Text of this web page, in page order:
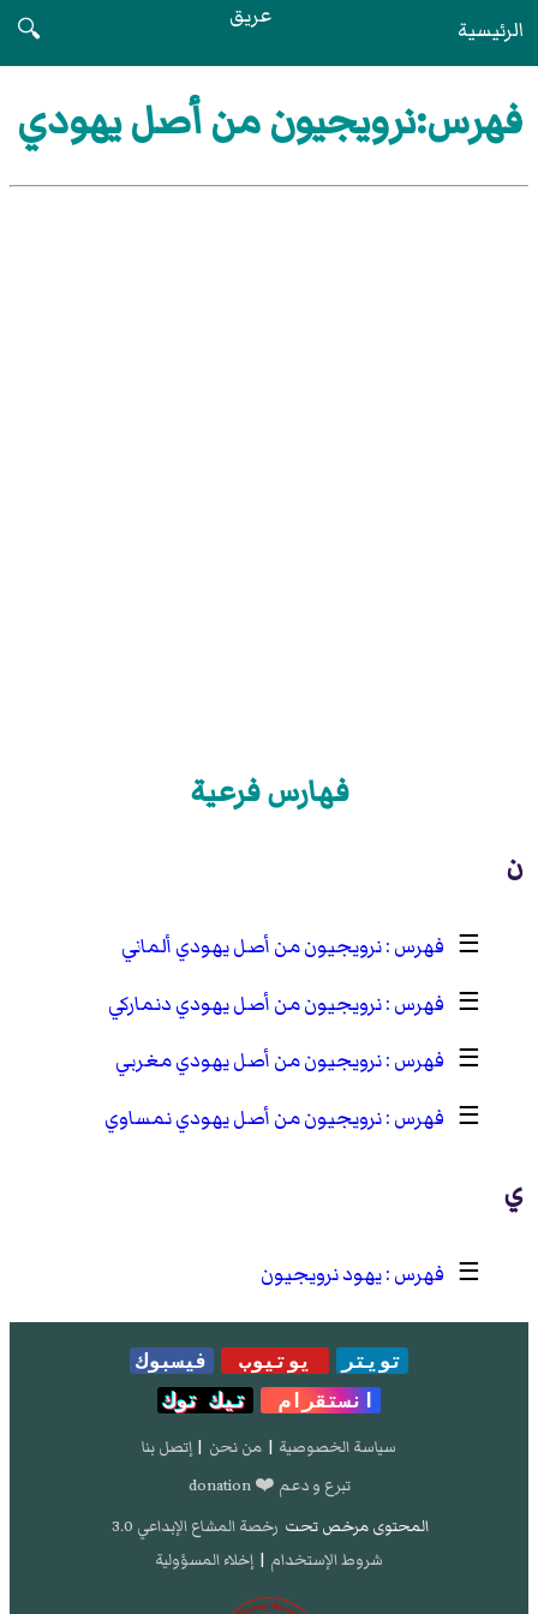
الرئيسية عريق
🔍
فهرس:نرويجيون من أصل يهودي
فهارس فرعية
ن
☰
نرويجيون من أصل يهودي ألماني
☰
نرويجيون من أصل يهودي دنماركي
☰
نرويجيون من أصل يهودي مغربي
☰
نرويجيون من أصل يهودي نمساوي
ي
☰ يهود نرويجيون
تويتر يوتيوب
فيسبوك
انستقرام
تيك توك
سياسة الخصوصية | من نحن | إتصل بنا
تبرع و دعم ❤️ donation
المحتوى مرخص تحت رخصة المشاع الإبداعي 3.0
شروط الإستخدام | إخلاء المسؤولية